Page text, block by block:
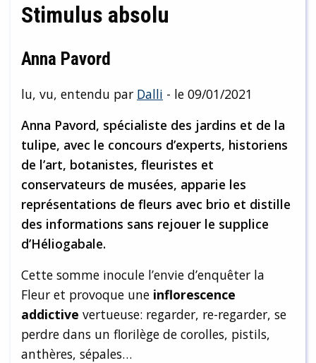
Stimulus absolu
Anna Pavord
lu, vu, entendu par Dalli - le 09/01/2021
Anna Pavord, spécialiste des jardins et de la
tulipe, avec le concours d’experts, historiens
de l’art, botanistes, fleuristes et
conservateurs de musées, apparie les
représentations de fleurs avec brio et distille
des informations sans rejouer le supplice
d’Héliogabale.
Cette somme inocule l’envie d’enquêter la
Fleur et provoque une inflorescence
addictive vertueuse: regarder, re-regarder, se
perdre dans un florilège de corolles, pistils,
anthères, sépales…